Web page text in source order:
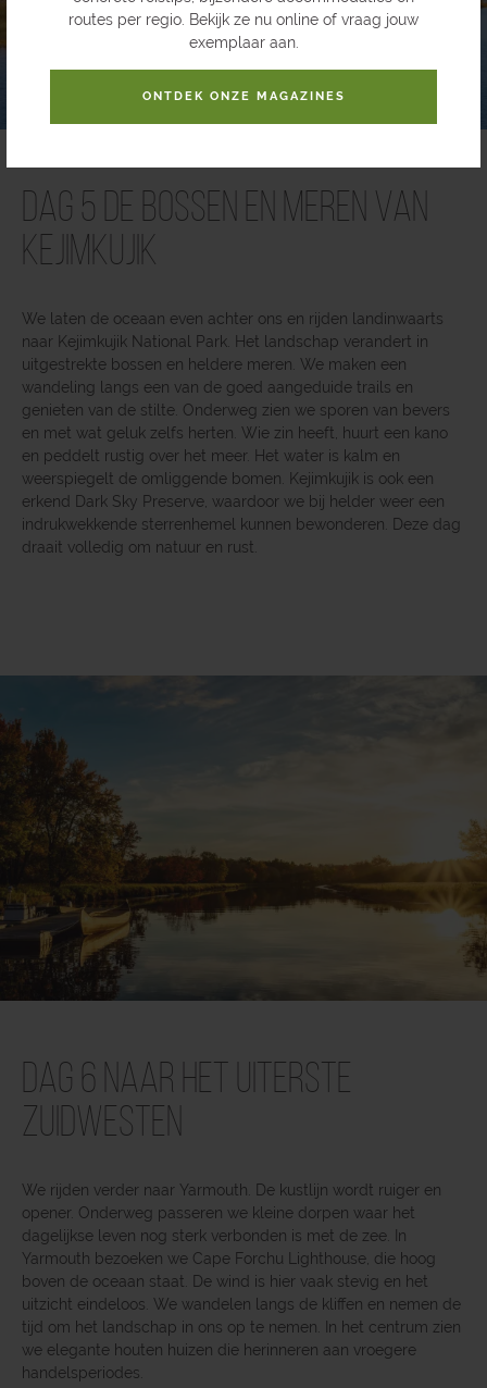
routes per regio. Bekijk ze nu online of vraag jouw
exemplaar aan.
ONTDEK ONZE MAGAZINES
Dag 5 De bossen en meren van
Kejimkujik
We laten de oceaan even achter ons en rijden landinwaarts
naar Kejimkujik National Park. Het landschap verandert in
uitgestrekte bossen en heldere meren. We maken een
wandeling langs een van de goed aangeduide trails en
genieten van de stilte. Onderweg zien we sporen van bevers
en met wat geluk zelfs herten. Wie zin heeft, huurt een kano
en peddelt rustig over het meer. Het water is kalm en
weerspiegelt de omliggende bomen. Kejimkujik is ook een
erkend Dark Sky Preserve, waardoor we bij helder weer een
indrukwekkende sterrenhemel kunnen bewonderen. Deze dag
draait volledig om natuur en rust.
Dag 6 Naar het uiterste
zuidwesten
We rijden verder naar Yarmouth. De kustlijn wordt ruiger en
opener. Onderweg passeren we kleine dorpen waar het
dagelijkse leven nog sterk verbonden is met de zee. In
Yarmouth bezoeken we Cape Forchu Lighthouse, die hoog
boven de oceaan staat. De wind is hier vaak stevig en het
uitzicht eindeloos. We wandelen langs de kliffen en nemen de
tijd om het landschap in ons op te nemen. In het centrum zien
we elegante houten huizen die herinneren aan vroegere
handelsperiodes.